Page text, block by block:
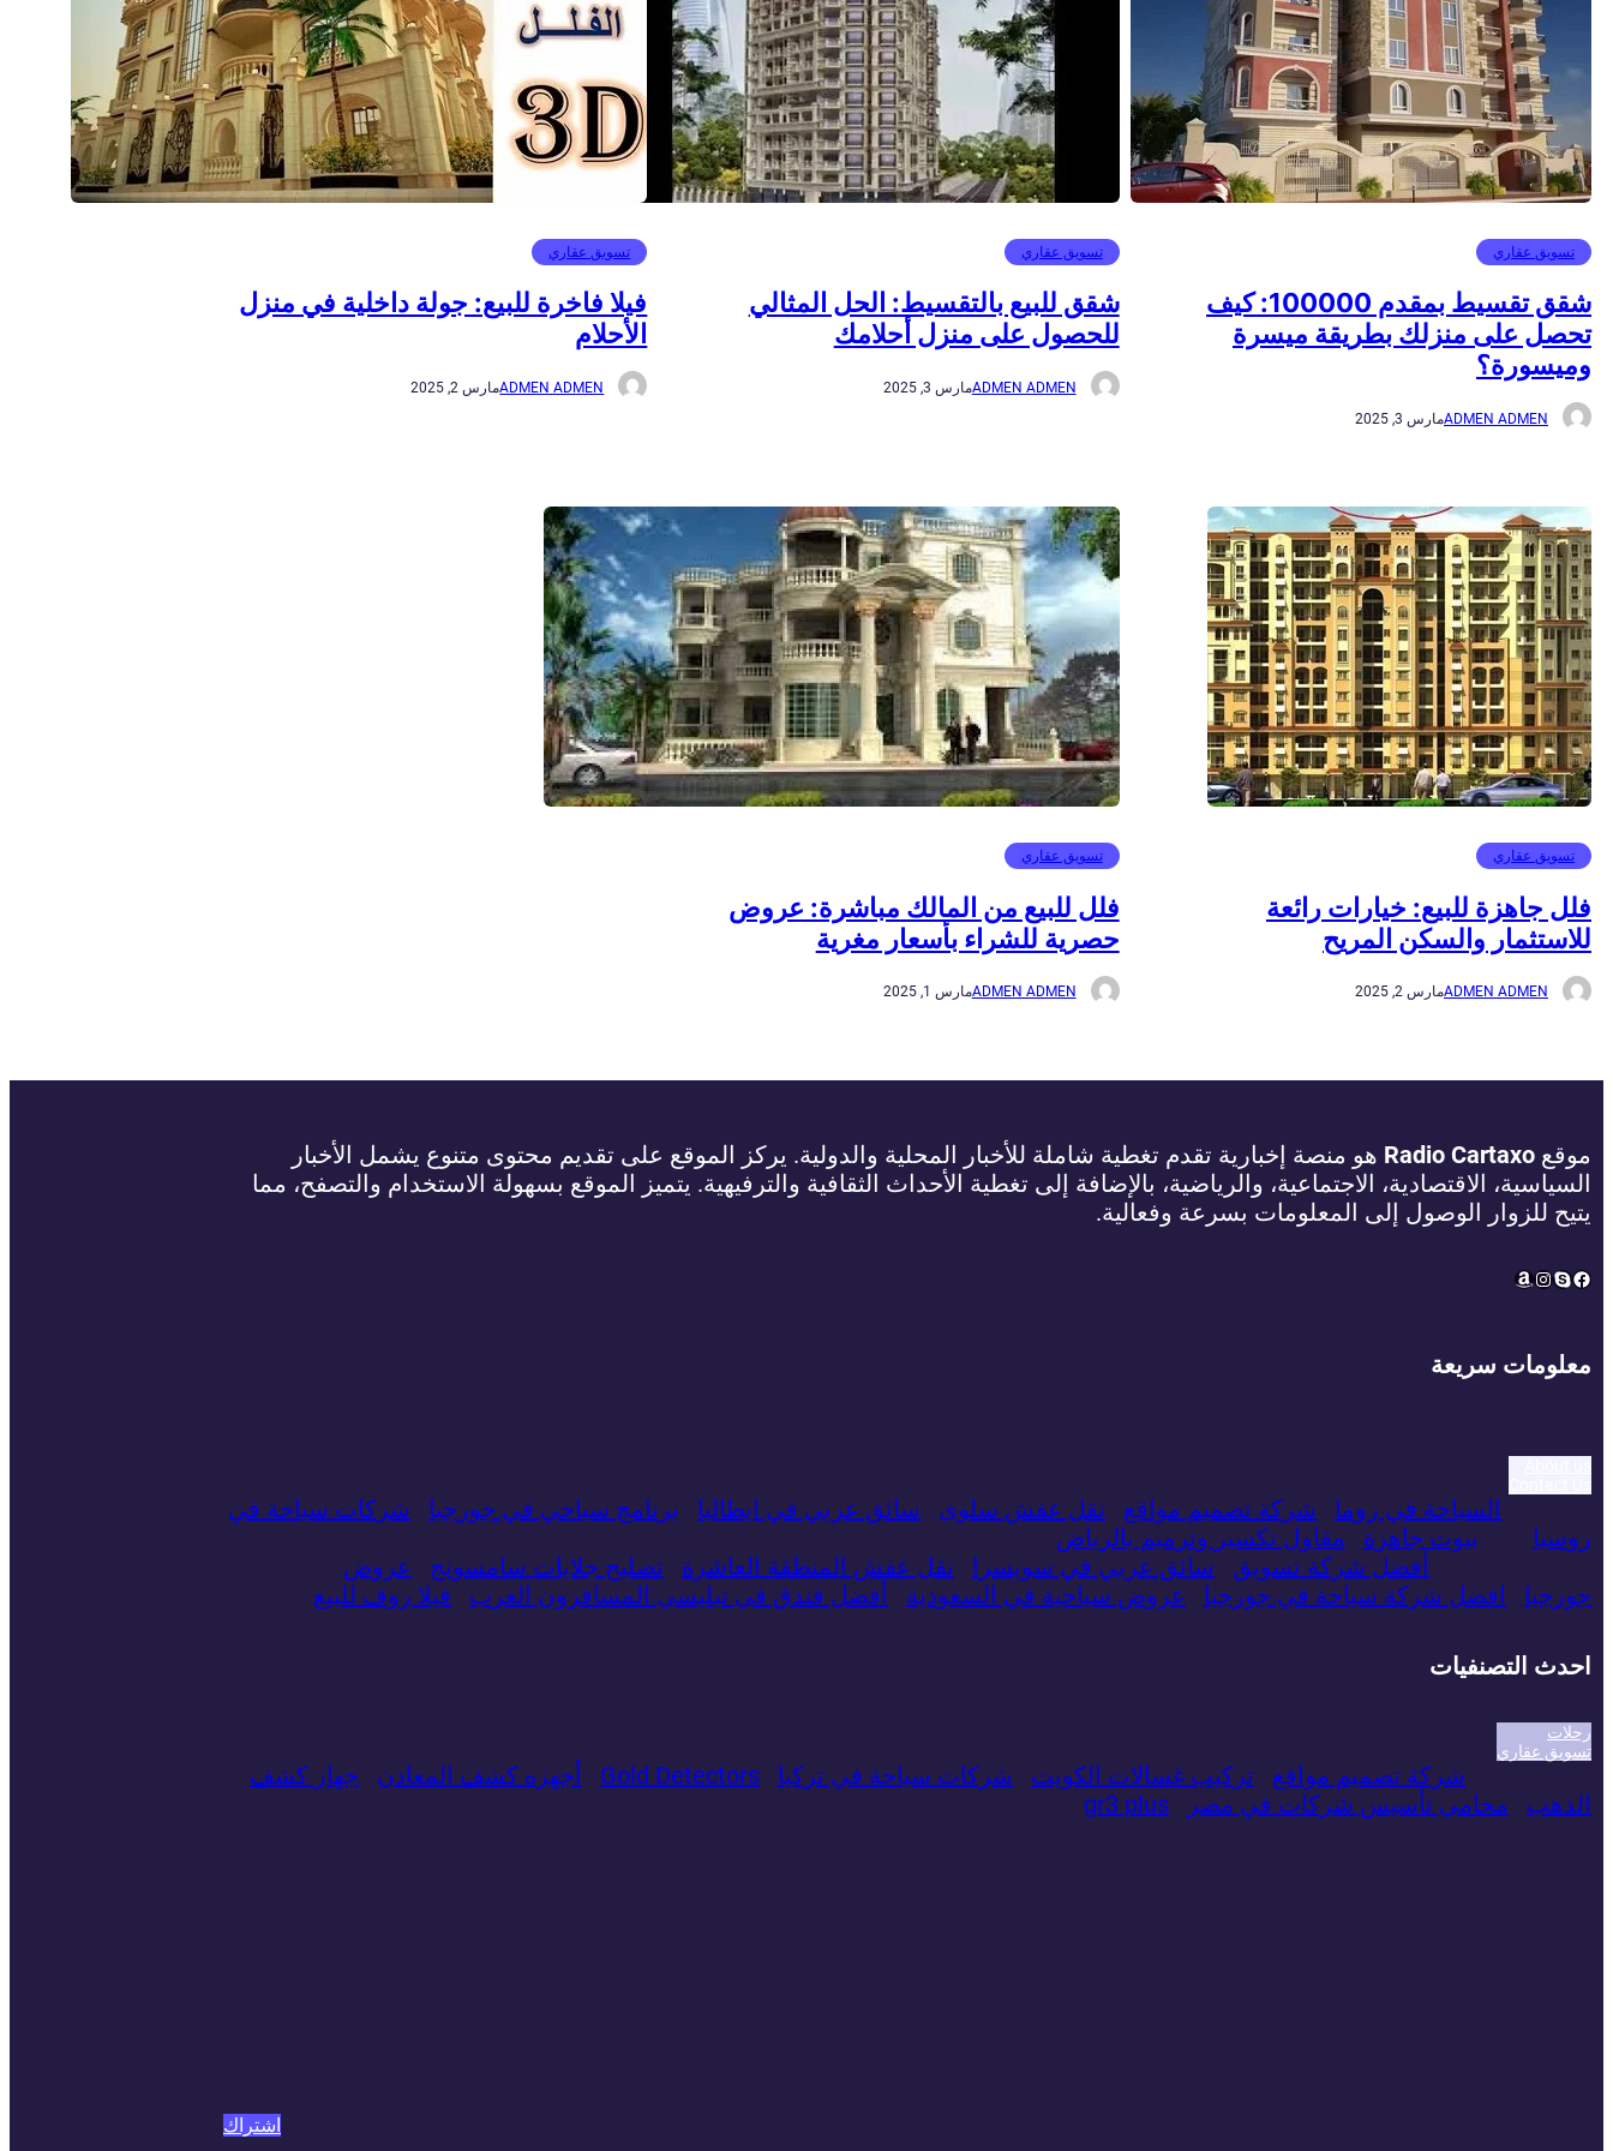
تسويق عقاري
شقق تقسيط بمقدم 100000: كيف
تحصل على منزلك بطريقة ميسرة
وميسورة؟
ADMEN ADMENمارس 3, 2025
تسويق عقاري
شقق للبيع بالتقسيط: الحل المثالي
للحصول على منزل أحلامك
ADMEN ADMENمارس 3, 2025
تسويق عقاري
فيلا فاخرة للبيع: جولة داخلية في منزل
الأحلام
ADMEN ADMENمارس 2, 2025
تسويق عقاري
فلل جاهزة للبيع: خيارات رائعة
للاستثمار والسكن المريح
ADMEN ADMENمارس 2, 2025
تسويق عقاري
فلل للبيع من المالك مباشرة: عروض
حصرية للشراء بأسعار مغرية
ADMEN ADMENمارس 1, 2025
موقع Radio Cartaxo هو منصة إخبارية تقدم تغطية شاملة للأخبار المحلية والدولية. يركز الموقع على تقديم محتوى متنوع يشمل الأخبار
السياسية، الاقتصادية، الاجتماعية، والرياضية، بالإضافة إلى تغطية الأحداث الثقافية والترفيهية. يتميز الموقع بسهولة الاستخدام والتصفح، مما
يتيح للزوار الوصول إلى المعلومات بسرعة وفعالية.
Facebook
Skype
Instagram
Amazon
معلومات سريعة
السياحة في روما شركة تصميم مواقع نقل عفش سلوى سائق عربي في ايطاليا برنامج سياحي في جورجيا
شركات سياحة في
روسيا
بيوت جاهزة
مقاول تكسير وترميم بالرياض
أفضل شركة تسويق
سائق عربي في سويسرا نقل عفش المنطقة العاشرة تصليح جلايات سامسونج
عروض
جورجيا
افضل شركة سياحة في جورجيا عروض سياحية في السعودية أفضل فندق في تبليسي المسافرون العرب فيلا روف للبيع
احدث التصنفيات
رحلات
تسويق عقاري
شركة تصميم مواقع تركيب غسالات الكويت شركات سياحة في تركيا Gold Detectors ​أجهزه كشف المعادن
جهاز كشف
الذهب
محامي تأسيس شركات في مصر gr3 plus
اشتراك